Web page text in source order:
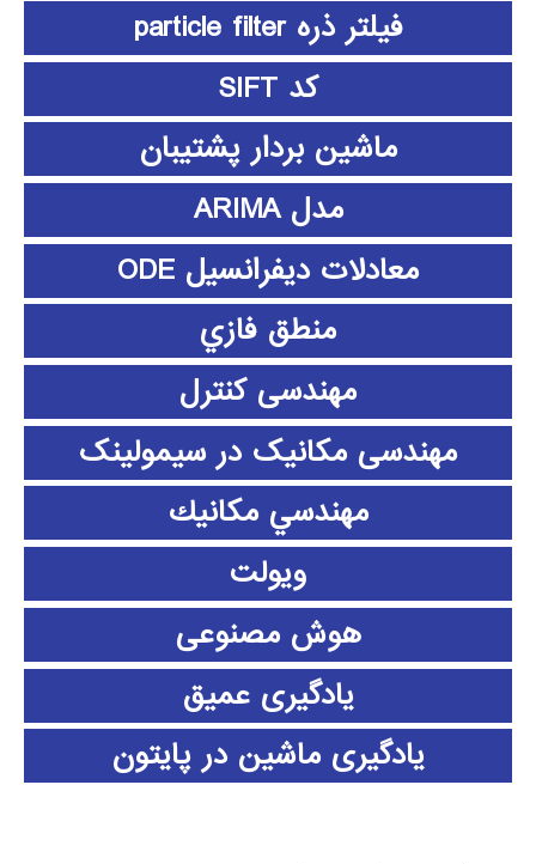
فیلتر ذره particle filter
کد SIFT
ماشین بردار پشتیبان
مدل ARIMA
معادلات دیفرانسیل ODE
منطق فازي
مهندسی کنترل
مهندسی مکانیک در سیمولینک
مهندسي مكانيك
ویولت
هوش مصنوعی
یادگیری عمیق
یادگیری ماشین در پایتون